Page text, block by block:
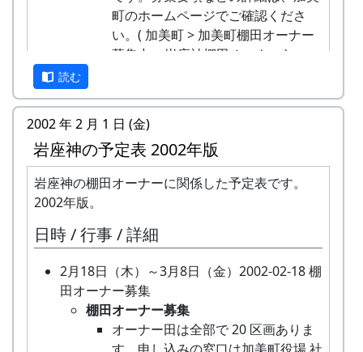
願いします。
年間スケジュール
３月中
棚田オーナーの選考会・決定
４月中旬
オーナー対面式、区画抽選会
５月中旬
田植え
６月中旬
７月下旬
草引き作業、あまごつかみ、かかし作り
８月下旬
ソバ種まき（自由参加）
９月下旬
稲刈り、棚田コンサート
るかどうかも含めて、現在、検討中
です。
10月9日（土）～ 10月10日（日）2004-10-
09 宵宮 2004-10-10 秋祭
○ 秋祭り
9日（土）が宵宮。
10月11日（月）体育の日2004-10-11 棚田オ
ーナー脱穀・籾摺り ...
★ 棚田オーナー脱穀（だっこく）・籾
摺り（もみすり）
が籾摺り。収穫した玄米は袋に入れ
★ 収穫祭
トン汁で収穫を祝う。案山子コンテ
ストもある。
10月24日（日）2004-10-24 蕎麦の刈取り
応募票に題名、撮影年月日、撮影場所、
出品者の住所、氏名、電話番号を明記し
て、作品の裏面に貼り付けて下さい。
題名はわかりやすいものにして下さい。
撮影年月日や撮影場所はおおよそでも結
構です。
締切
平成16年（2004年）1月末日（当日消印
有効）。
審査員
狩野清道さん（兵庫の自然写真家）。
岩座神棚田の里づくり委員会。
発表
入賞者への通知をもって発表にかえま
す。
現地にて入賞作品の展示を予定していま
す。
カレンダーへの採用
者勝ち。
オーナーの特典
一から十までプロの指導を受け、減農薬栽培
の米づくりを体験できます。
収穫した米を全部お持ち帰りいただけます。
（100平方メートルの収穫収量は玄米で約30
キロです。）
清流の里、岩座神地区のコシヒカリは特にお
いしいと評判です。
（3回程度）、施肥、脱穀、乾燥、籾すりな
実りの時期には、かかしを立てることができ
ます。
加美町の宿泊施設を安く利用できます（青年
の家、悠遊館、ハーモニーパークなど）。
町のホームページでご確認くださ
い。( 加美町 > 加美町棚田オーナー
募集中 > 岩座神棚田オーナー )
3月15日（金）2003-03-15 棚田オーナー選考
会
★ 棚田オーナー選考会
3月22日（土）～3月31日（月）2003-03-22
棚田オーナー追加募集
★ 棚田オーナー追加募集
棚田オーナーを追加募集します。詳
ナー追加募集のお知らせ をご覧下さ
い。
3月23日（日）2003-03-23 クラインガルテン
の田圃の整備
○ クラインガルテンの田圃の整備
田圃に植えられている樒（しきみ）
の株を引き抜いて整備する作業。
読む
2002 年 2 月 1 日 (金)
岩座神の予定表 2002年版
岩座神の棚田オーナーに関係した予定表です。
2002年版。
日時 / 行事 / 詳細
2月18日（木）～3月8日（金）2002-02-18 棚
田オーナー募集
棚田オーナー募集
オーナー田は全部で 20 区画ありま